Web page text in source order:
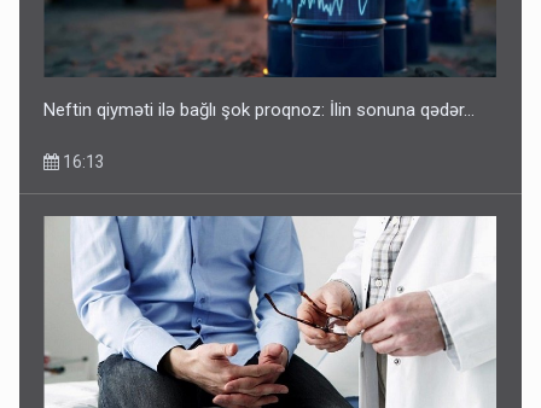
10:13
Neftin qiyməti ilə bağlı şok proqnoz: İlin sonuna qədər...
16:13